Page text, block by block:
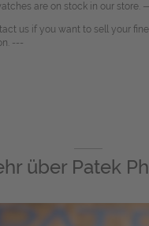
are on stock in our store.
us if you want to sell your
---
über Patek